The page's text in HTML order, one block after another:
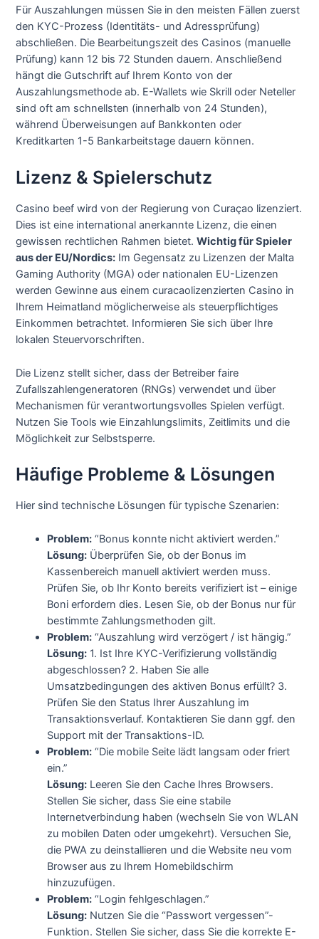
Für Auszahlungen müssen Sie in den meisten Fällen zuerst
den KYC-Prozess (Identitäts- und Adressprüfung)
abschließen. Die Bearbeitungszeit des Casinos (manuelle
Prüfung) kann 12 bis 72 Stunden dauern. Anschließend
hängt die Gutschrift auf Ihrem Konto von der
Auszahlungsmethode ab. E-Wallets wie Skrill oder Neteller
sind oft am schnellsten (innerhalb von 24 Stunden),
während Überweisungen auf Bankkonten oder
Kreditkarten 1-5 Bankarbeitstage dauern können.
Lizenz & Spielerschutz
Casino beef wird von der Regierung von Curaçao lizenziert.
Dies ist eine international anerkannte Lizenz, die einen
gewissen rechtlichen Rahmen bietet.Wichtig für Spieler
aus der EU/Nordics: Im Gegensatz zu Lizenzen der Malta
Gaming Authority (MGA) oder nationalen EU-Lizenzen
werden Gewinne aus einem curacaolizenzierten Casino in
Ihrem Heimatland möglicherweise als steuerpflichtiges
Einkommen betrachtet. Informieren Sie sich über Ihre
lokalen Steuervorschriften.
Die Lizenz stellt sicher, dass der Betreiber faire
Zufallszahlengeneratoren (RNGs) verwendet und über
Mechanismen für verantwortungsvolles Spielen verfügt.
Nutzen Sie Tools wie Einzahlungslimits, Zeitlimits und die
Möglichkeit zur Selbstsperre.
Häufige Probleme & Lösungen
Hier sind technische Lösungen für typische Szenarien:
Problem: “Bonus konnte nicht aktiviert werden.”
Lösung: Überprüfen Sie, ob der Bonus im
Kassenbereich manuell aktiviert werden muss.
Prüfen Sie, ob Ihr Konto bereits verifiziert ist – einige
Boni erfordern dies. Lesen Sie, ob der Bonus nur für
bestimmte Zahlungsmethoden gilt.
Problem: “Auszahlung wird verzögert / ist hängig.”
Lösung: 1. Ist Ihre KYC-Verifizierung vollständig
abgeschlossen? 2. Haben Sie alle
Umsatzbedingungen des aktiven Bonus erfüllt? 3.
Prüfen Sie den Status Ihrer Auszahlung im
Transaktionsverlauf. Kontaktieren Sie dann ggf. den
Support mit der Transaktions-ID.
Problem: “Die mobile Seite lädt langsam oder friert
ein.”
Lösung: Leeren Sie den Cache Ihres Browsers.
Stellen Sie sicher, dass Sie eine stabile
Internetverbindung haben (wechseln Sie von WLAN
zu mobilen Daten oder umgekehrt). Versuchen Sie,
die PWA zu deinstallieren und die Website neu vom
Browser aus zu Ihrem Homebildschirm
hinzuzufügen.
Problem: “Login fehlgeschlagen.”
Lösung: Nutzen Sie die “Passwort vergessen”-
Funktion. Stellen Sie sicher, dass Sie die korrekte E-